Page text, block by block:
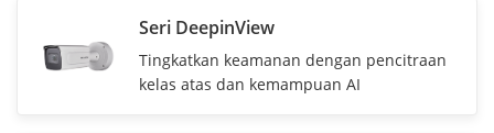
cerdas yang terjangkau dan mudah
digunakan.
Seri DeepinView
Tingkatkan keamanan dengan pencitraan
kelas atas dan kemampuan AI